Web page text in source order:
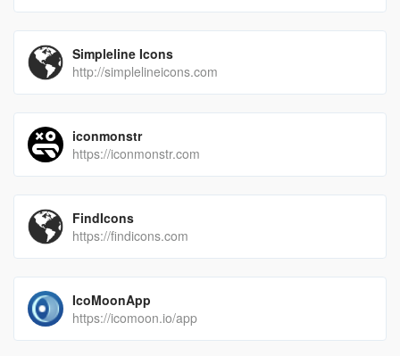
Simpleline Icons
http://simplelineicons.com
iconmonstr
https://iconmonstr.com
FindIcons
https://findicons.com
IcoMoonApp
https://icomoon.io/app